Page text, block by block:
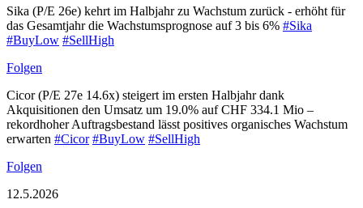
Sika (P/E 26e) kehrt im Halbjahr zu Wachstum zurück - erhöht für
das Gesamtjahr die Wachstumsprognose auf 3 bis 6% #Sika
#BuyLow #SellHigh
Folgen
Cicor (P/E 27e 14.6x) steigert im ersten Halbjahr dank
Akquisitionen den Umsatz um 19.0% auf CHF 334.1 Mio –
rekordhoher Auftragsbestand lässt positives organisches Wachstum
erwarten #Cicor #BuyLow #SellHigh
Folgen
12.5.2026